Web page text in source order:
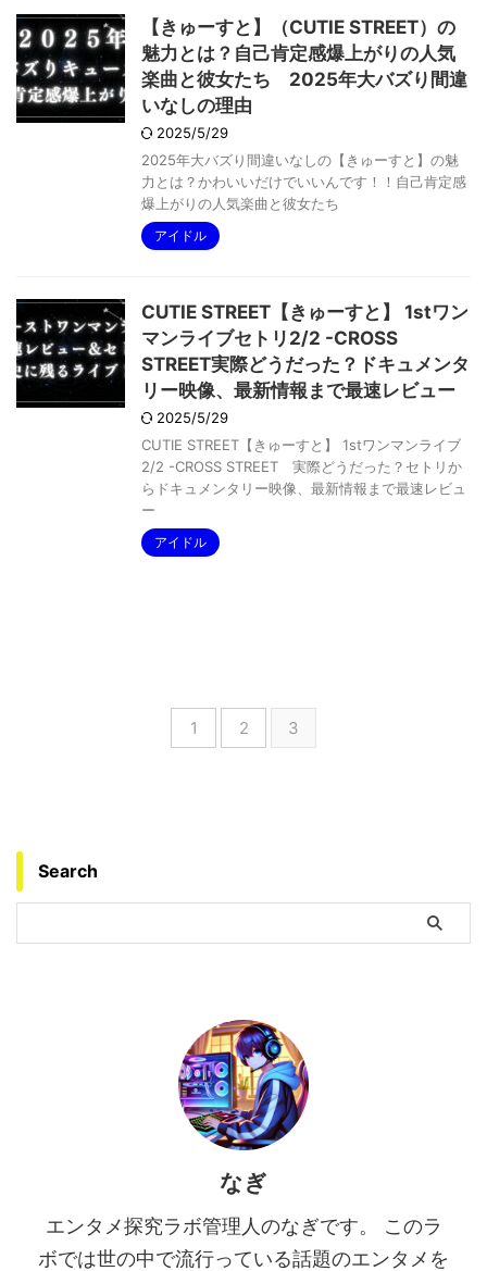
【きゅーすと】（CUTIE STREET）の
魅力とは？自己肯定感爆上がりの人気
楽曲と彼女たち 2025年大バズり間違
いなしの理由
2025/5/29
2025年大バズり間違いなしの【きゅーすと】の魅
力とは？かわいいだけでいいんです！！自己肯定感
爆上がりの人気楽曲と彼女たち
アイドル
CUTIE STREET【きゅーすと】 1stワン
マンライブセトリ2/2 -CROSS
STREET実際どうだった？ドキュメンタ
リー映像、最新情報まで最速レビュー
2025/5/29
CUTIE STREET【きゅーすと】 1stワンマンライブ
2/2 -CROSS STREET 実際どうだった？セトリか
らドキュメンタリー映像、最新情報まで最速レビュ
ー
アイドル
1 2 3
Search
なぎ
エンタメ探究ラボ管理人のなぎです。 このラ
ボでは世の中で流行っている話題のエンタメを